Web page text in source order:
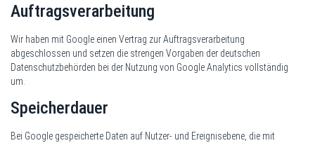
Auftragsverarbeitung
Wir haben mit Google einen Vertrag zur Auftragsverarbeitung
abgeschlossen und setzen die strengen Vorgaben der deutschen
Datenschutzbehörden bei der Nutzung von Google Analytics vollständig
um.
Speicherdauer
Bei Google gespeicherte Daten auf Nutzer- und Ereignisebene, die mit